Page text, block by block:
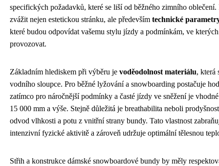
specifických požadavků, které se liší od běžného zimního
zvážit nejen estetickou stránku, ale především technické
které budou odpovídat vašemu stylu jízdy a podmínkám, ve
provozovat.
Základním hlediskem při výběru je voděodolnost materiálu, která
vodního sloupce. Pro běžné lyžování a snowboarding postačuje
zatímco pro náročnější podmínky a časté jízdy ve sněžení je
15 000 mm a výše. Stejně důležitá je breathabilita neboli
odvod vlhkosti a potu z vnitřní strany bundy. Tato vlastnost
intenzivní fyzické aktivitě a zároveň udržuje optimální tělesnou
Střih a konstrukce dámské snowboardové bundy by měly